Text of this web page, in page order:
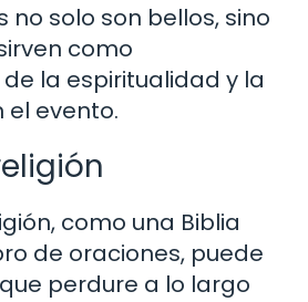
no solo son bellos, sino
como
la espiritualidad y la
el evento.
como una Biblia
de oraciones, puede
perdure a lo largo